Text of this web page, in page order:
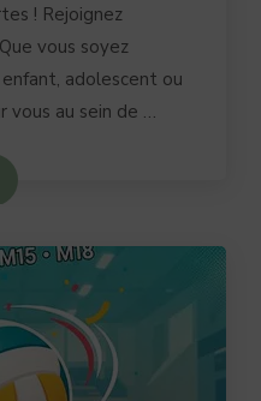
2026-
ECVB
! Rejoignez
vous soyez
adolescent ou
vous au sein de …